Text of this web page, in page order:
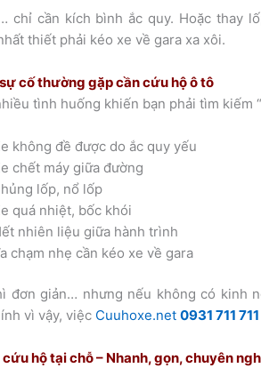
chỉ cần kích bình ắc quy. Hoặc thay
thiết phải kéo xe về gara xa xôi.
cố thường gặp cần cứu hộ ô tô
tình huống khiến bạn phải tìm kiếm
không đề được do ắc quy yếu
chết máy giữa đường
lốp, nổ lốp
quá nhiệt, bốc khói
nhiên liệu giữa hành trình
chạm nhẹ cần kéo xe về gara
đơn giản… nhưng nếu không có kinh
vì vậy, việc Cuuhoxe.net 0931 711 711
cứu hộ tại chỗ – Nhanh, gọn, chuyên